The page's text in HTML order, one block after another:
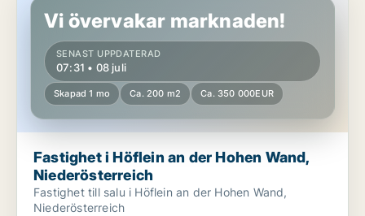
Vi övervakar marknaden!
SENAST UPPDATERAD
07:31 • 08 juli
Skapad 1 mo Ca. 200 m2 Ca. 350 000EUR
Fastighet i Höflein an der Hohen Wand,
Niederösterreich
Fastighet till salu i Höflein an der Hohen Wand,
Niederösterreich